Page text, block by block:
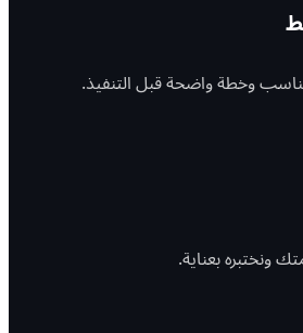
وخطة واضحة قبل التنفيذ.
ونختبره بعناية.